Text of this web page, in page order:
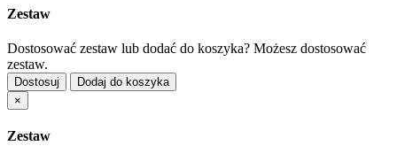
Zestaw
Dostosować zestaw lub dodać do koszyka? Możesz dostosować
zestaw.
Dostosuj
Dodaj do koszyka
×
Zestaw